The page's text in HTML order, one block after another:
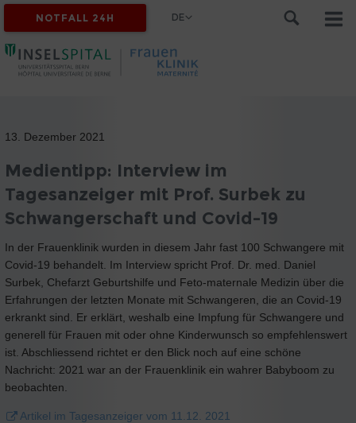
NOTFALL 24H DE
13. Dezember 2021
Medientipp: Interview im
Tagesanzeiger mit Prof. Surbek zu
Schwangerschaft und Covid-19
In der Frauenklinik wurden in diesem Jahr fast 100 Schwangere mit
Covid-19 behandelt. Im Interview spricht Prof. Dr. med. Daniel
Surbek, Chefarzt Geburtshilfe und Feto-maternale Medizin über die
Erfahrungen der letzten Monate mit Schwangeren, die an Covid-19
erkrankt sind. Er erklärt, weshalb eine Impfung für Schwangere und
generell für Frauen mit oder ohne Kinderwunsch so empfehlenswert
ist. Abschliessend richtet er den Blick noch auf eine schöne
Nachricht: 2021 war an der Frauenklinik ein wahrer Babyboom zu
beobachten.
Artikel im Tagesanzeiger vom 11.12. 2021